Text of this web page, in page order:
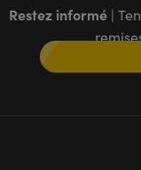
Restez informé |